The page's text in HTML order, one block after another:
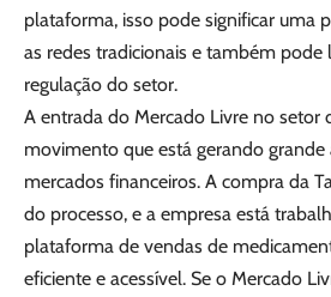
plataforma, isso pode significar uma
as redes tradicionais e também pode
regulação do setor.
A entrada do Mercado Livre no setor
movimento que está gerando grande
mercados financeiros. A compra da
do processo, e a empresa está
plataforma de vendas de
eficiente e acessível. Se o Mercado